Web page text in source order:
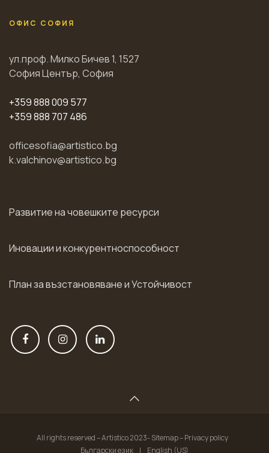
ОФИС СОФИЯ
ул.проф. Милко Бичев 1, 1527
София Център, София
+359 888 009 577
+359 888 707 486
officesofia@artistico.bg
k.valchinov@artistico.bg
Развитие на човешките ресурси
Иновации и конкурентноспособност
План за възстановяване и Устойчивост
All rights reserved – Artistico 2023- Sitemap – Privacy policy
Български език
| English (US)